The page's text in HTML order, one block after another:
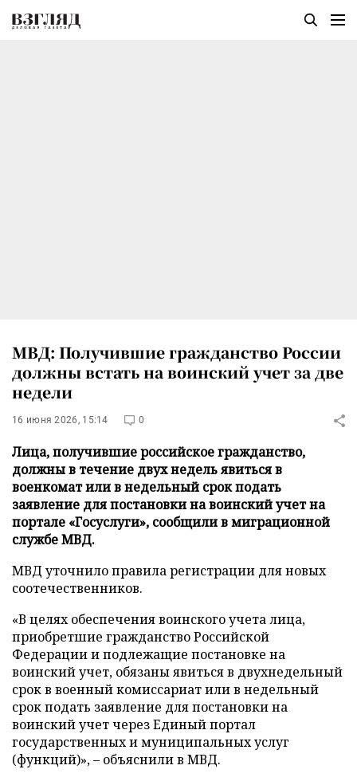
МВД: Получившие гражданство России
должны встать на воинский учет за две
недели
16 июня 2026, 15:14 0
Лица, получившие российское гражданство,
должны в течение двух недель явиться в
военкомат или в недельный срок подать
заявление для постановки на воинский учет на
портале «Госуслуги», сообщили в миграционной
службе МВД.
МВД уточнило правила регистрации для новых
соотечественников.
«В целях обеспечения воинского учета лица,
приобретшие гражданство Российской
Федерации и подлежащие постановке на
воинский учет, обязаны явиться в двухнедельный
срок в военный комиссариат или в недельный
срок подать заявление для постановки на
воинский учет через Единый портал
государственных и муниципальных услуг
(функций)», – объяснили в МВД.